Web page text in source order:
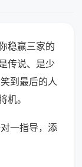
稳赢三家的
传说、是少
到最后的人
机。
一指导，添